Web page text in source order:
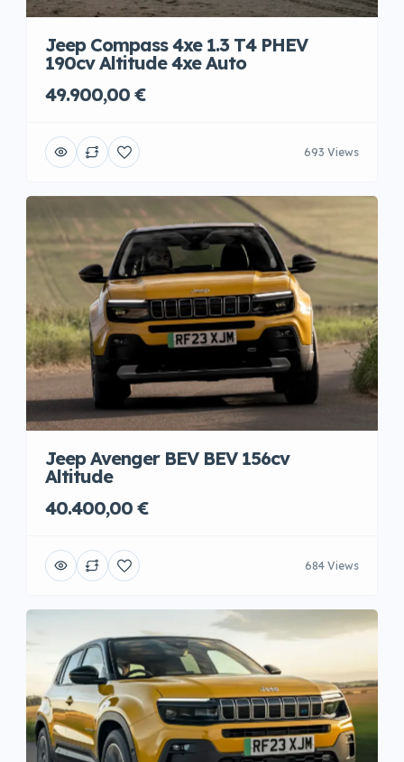
Jeep Compass 4xe 1.3 T4 PHEV
190cv Altitude 4xe Auto
49.900,00 €
693 Views
Jeep Avenger BEV BEV 156cv
Altitude
40.400,00 €
684 Views